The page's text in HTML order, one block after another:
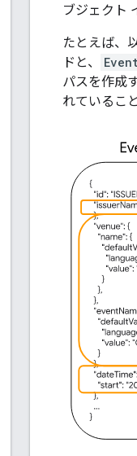
ブジェクト
たとえば、
ドと、
パスを作成
れているこ